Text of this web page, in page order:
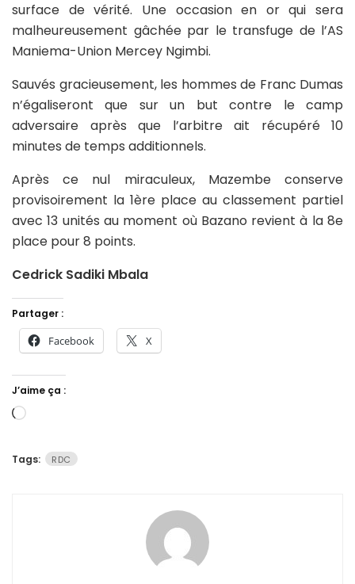
surface de vérité. Une occasion en or qui sera
malheureusement gâchée par le transfuge de l’AS
Maniema-Union Mercey Ngimbi.
Sauvés gracieusement, les hommes de Franc Dumas
n’égaliseront que sur un but contre le camp
adversaire après que l’arbitre ait récupéré 10
minutes de temps additionnels.
Après ce nul miraculeux, Mazembe conserve
provisoirement la 1ère place au classement partiel
avec 13 unités au moment où Bazano revient à la 8e
place pour 8 points.
Cedrick Sadiki Mbala
Partager :
Facebook X
J’aime ça :
Chargement…
Tags: RDC